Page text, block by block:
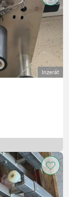
Inzerát